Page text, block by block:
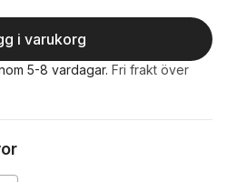
i varukorg
5-8 vardagar. Fri frakt över